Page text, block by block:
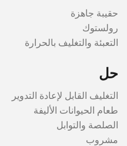
حقيبة جاهزة
رولستوك
التعبئة والتغليف بالحرارة
حل
التغليف القابل لإعادة التدوير
طعام الحيوانات الأليفة
الصلصة والتوابل
مشروب